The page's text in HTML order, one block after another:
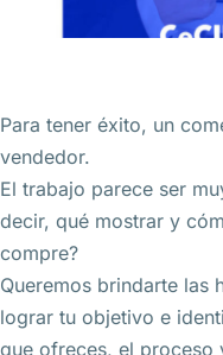
Para tener éxito, un
vendedor.
El trabajo parece ser
decir, qué mostrar y
compre?
Queremos brindarte las
lograr tu objetivo e
que ofreces, el proceso